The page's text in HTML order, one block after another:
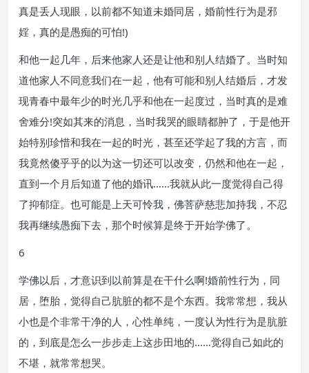
真是丢人现眼，以前都不知道未婚同居，婚前性行为是邪
婬，真的是愚痴的可怕!)
和他一起几年，后来他家人还是让他和别人结婚了。当时知
道他家人不同意我们在一起，他有可能和别人结婚后，才发
现青春中最年少的时光几乎和他在一起度过，当时真的是难
舍难分!突如其来的消息，当时我哭的眼睛都肿了，于是他开
始特别珍惜和我在一起的时光，甚至还学起了我的方言，而
我竟然傻乎乎的以为这一切还可以改变，仍然和他在一起，
直到一个月后知道了他的婚讯……我就从此一度觉得自己得
了抑郁症。也可能是上天可怜我，佛菩萨慈悲加持我，不忍
我再继续愚痴下去，那个时候算是终于开始学佛了。
6
学佛以后，才意识到以前算是在干什么啊!婚前性行为，同
居，堕胎，觉得自己肮脏的都不是个东西。我常常想，我从
小也是个非常干净的人，心性单纯，一度认为性行为是肮脏
的，到底是怎么一步步走上这步田地的……觉得自己如此的
不堪，就常常想哭。